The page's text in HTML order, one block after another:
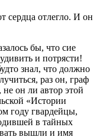
сердца отлегло. И он
бы, что сие
и потрясти!
знал, что должно
раз он, граф
он ли автор этой
«Истории
году гвардейцы,
в тайных
вышли и имя